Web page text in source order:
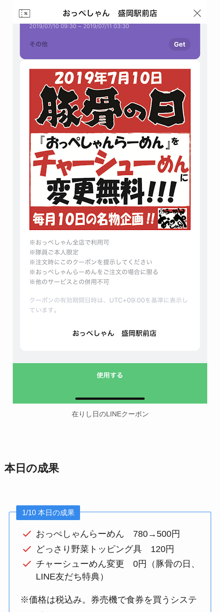
在りし日のLINEクーポン
本日の成果
1/10 本日の成果
おっぺしゃんらーめん 780→500円
どっさり野菜トッピング具 120円
チャーシューめん変更 0円（豚骨の日、
LINE友だち特典）
※価格は税込み。券売機で食券を買うシステ